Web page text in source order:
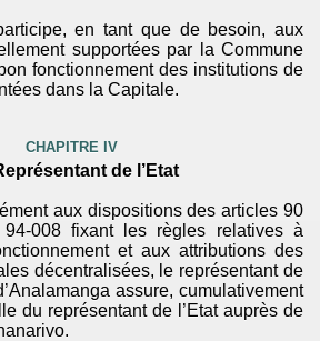
en tant que de besoin, aux
supportées par la Commune
fonctionnement des institutions de
dans la Capitale.
CHAPITRE IV
de l’Etat
aux dispositions des articles 90
008 fixant les règles relatives à
et aux attributions des
décentralisées, le représentant de
Analamanga assure, cumulativement
du représentant de l’Etat auprès de